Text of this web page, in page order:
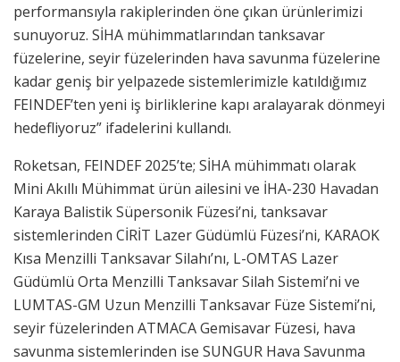
performansıyla rakiplerinden öne çıkan ürünlerimizi
sunuyoruz. SİHA mühimmatlarından tanksavar
füzelerine, seyir füzelerinden hava savunma füzelerine
kadar geniş bir yelpazede sistemlerimizle katıldığımız
FEINDEF’ten yeni iş birliklerine kapı aralayarak dönmeyi
hedefliyoruz” ifadelerini kullandı.
Roketsan, FEINDEF 2025’te; SİHA mühimmatı olarak
Mini Akıllı Mühimmat ürün ailesini ve İHA-230 Havadan
Karaya Balistik Süpersonik Füzesi’ni, tanksavar
sistemlerinden CİRİT Lazer Güdümlü Füzesi’ni, KARAOK
Kısa Menzilli Tanksavar Silahı’nı, L-OMTAS Lazer
Güdümlü Orta Menzilli Tanksavar Silah Sistemi’ni ve
LUMTAS-GM Uzun Menzilli Tanksavar Füze Sistemi’ni,
seyir füzelerinden ATMACA Gemisavar Füzesi, hava
savunma sistemlerinden ise SUNGUR Hava Savunma